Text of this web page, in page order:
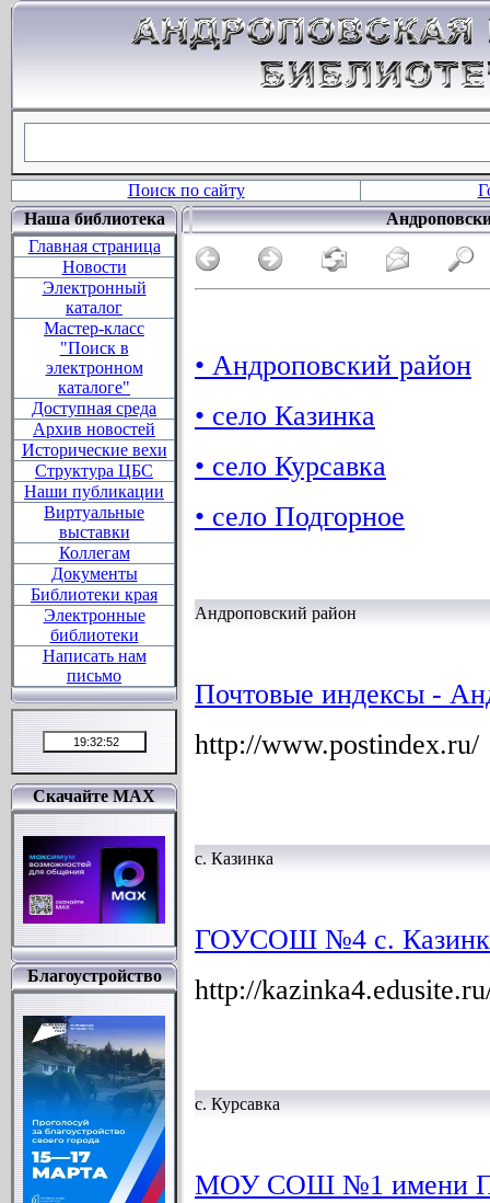
Поиск по сайту
Наша библиотека
Главная страница
Новости
Электронный
каталог
Мастер-класс
"Поиск в
электронном
каталоге"
Доступная среда
Архив новостей
Исторические вехи
Структура ЦБС
Наши публикации
Виртуальные
выставки
Коллегам
Документы
Библиотеки края
Электронные
библиотеки
Написать нам
письмо
Скачайте MAX
Благоустройство
• Андроповский район
• село Казинка
• село Курсавка
• село Подгорное
Андроповский район
Почтовые индексы -
http://www.postindex.ru/
с. Казинка
ГОУСОШ №4 с.
http://
с. Курсавка
МОУ СОШ №1 имени